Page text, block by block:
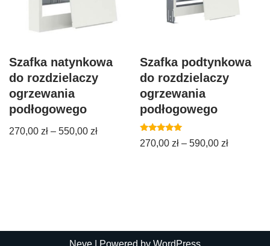
Szafka natynkowa
do rozdzielaczy
ogrzewania
podłogowego
270,00 zł – 550,00 zł
Szafka podtynkowa
do rozdzielaczy
ogrzewania
podłogowego
Oceniono
5.00
270,00zł – 590,00zł
Neve | Powered by WordPress